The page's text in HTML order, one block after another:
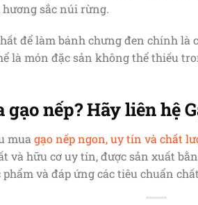
sắc núi rừng.
để làm bánh chưng đen chính là
là món đặc sản không thể thiếu
gạo nếp? Hãy liên hệ
mua gạo nếp ngon, uy tín và chất
và hữu cơ uy tín, được sản xuất
và đáp ứng các tiêu chuẩn